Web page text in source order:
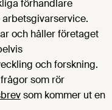
förhandlare
och håller företaget
och forskning.
som rör
som kommer ut en